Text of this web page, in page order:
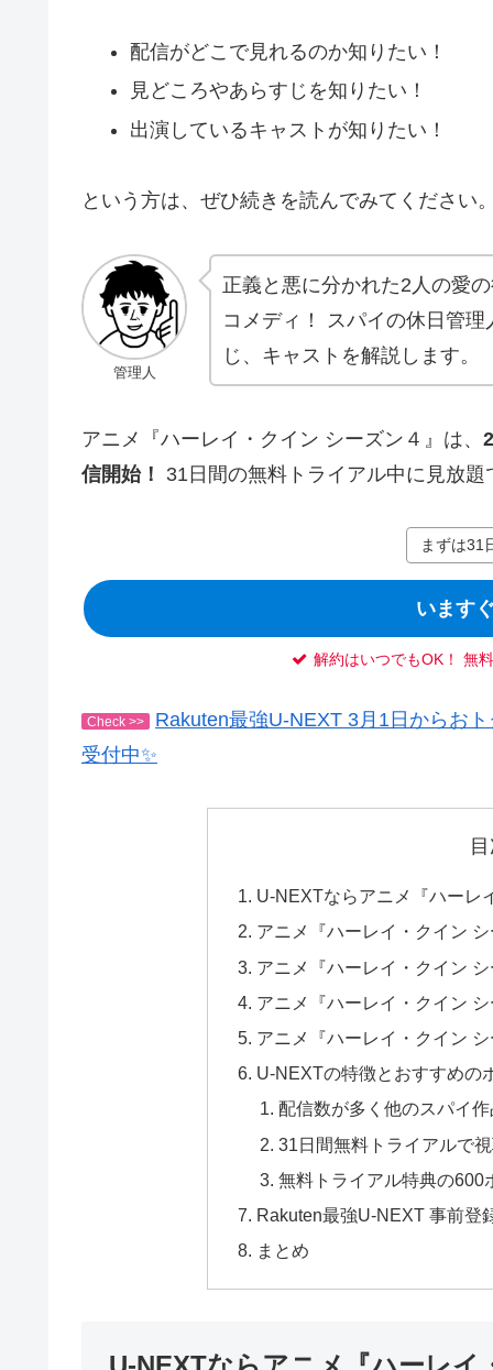
配信がどこで見れるのか知りたい！
見どころやあらすじを知りたい！
出演しているキャストが知りたい！
という方は、ぜひ続きを読んでみてください
管理人
正義と悪に分かれた2人の愛
コメディ！ スパイの休日管
じ、キャストを解説します。
アニメ『ハーレイ・クイン シーズン４』は、
信開始！
31日間の無料トライアル中に見放題
まずは31
います
解約はいつでもOK！ 無
Check >>
Rakuten最強U-NEXT 3月1日からお
受付中✨
U-NEXTならアニメ『ハーレ
アニメ『ハーレイ・クイン
アニメ『ハーレイ・クイン
アニメ『ハーレイ・クイン
アニメ『ハーレイ・クイン
U-NEXTの特徴とおすすめの
配信数が多く他のスパイ
31日間無料トライアルで
無料トライアル特典の600
Rakuten最強U-NEXT 事前登
まとめ